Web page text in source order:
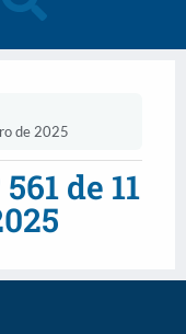
de 2025
de 11